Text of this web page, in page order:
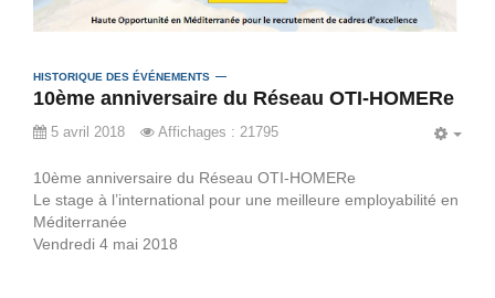
HISTORIQUE DES ÉVÉNEMENTS
10ème anniversaire du Réseau OTI-HOMERe
5 avril 2018 Affichages : 21795
10ème anniversaire du Réseau OTI-HOMERe
Le stage à l’international pour une meilleure employabilité en
Méditerranée
Vendredi 4 mai 2018